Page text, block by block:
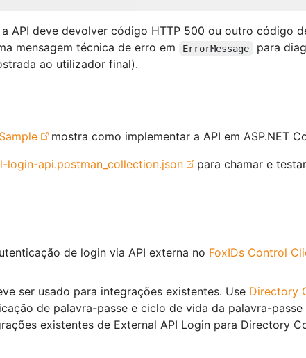
API deve devolver código HTTP 500 ou outro código
mensagem técnica de erro em
ErrorMessage
para
ao utilizador final).
mostra como implementar a API em ASP.NET
login-api.postman_collection.json
para chamar e
de login via API externa no FoxIDs Control
ser usado para integrações existentes. Use Directory
de palavra-passe e ciclo de vida da palavra-
existentes de External API Login para Directory